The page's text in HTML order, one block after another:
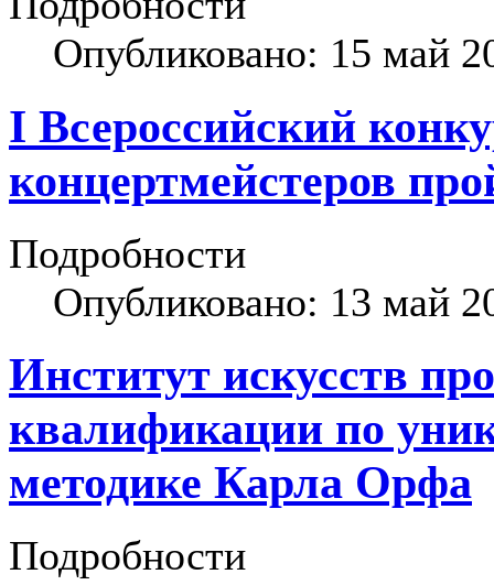
Опубликовано: 15 май
I Всероссийский
концертмейстеров
Подробности
Опубликовано: 13 май
Институт искусств
квалификации по
методике Карла Орфа
Подробности